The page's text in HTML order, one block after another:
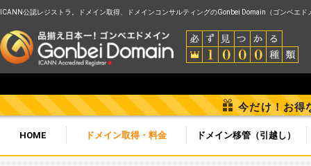
ICANN公認レジストラ。ドメイン取得、ドメインコンサルティングのGonbei Domain（ゴンベエド
今だけ！お得
HOME ドメイン取得・料金 ドメイン移管（引越し）